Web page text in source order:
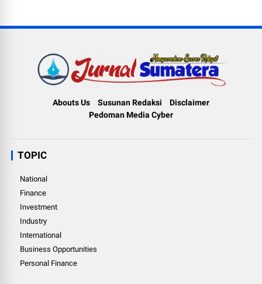
Abouts Us Susunan Redaksi
Disclaimer
Pedoman Media Cyber
TOPIC
National
Finance
Investment
Industry
International
Business Opportunities
Personal Finance